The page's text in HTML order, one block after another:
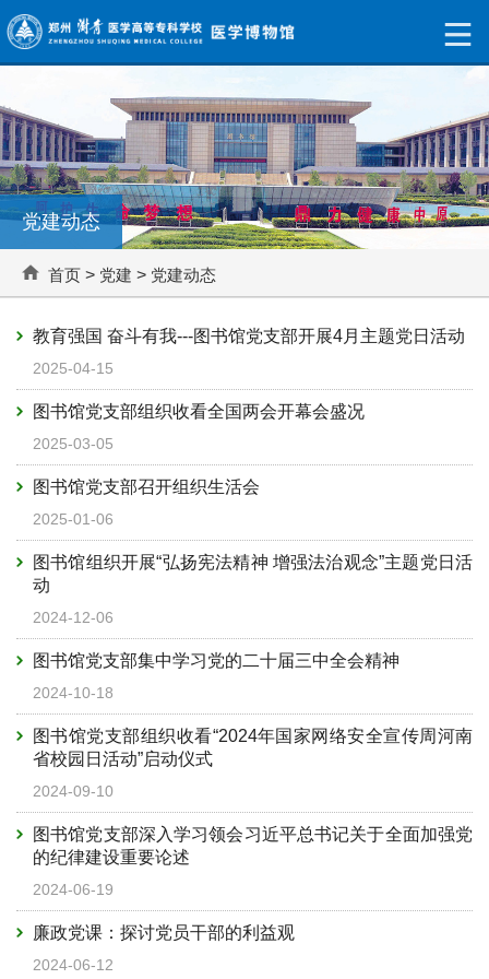
党建动态
首页 > 党建 > 党建动态
教育强国 奋斗有我---图书馆党支部开展4月主题党日活动
2025-04-15
图书馆党支部组织收看全国两会开幕会盛况
2025-03-05
图书馆党支部召开组织生活会
2025-01-06
图书馆组织开展“弘扬宪法精神 增强法治观念”主题党日活
动
2024-12-06
图书馆党支部集中学习党的二十届三中全会精神
2024-10-18
图书馆党支部组织收看“2024年国家网络安全宣传周河南
省校园日活动”启动仪式
2024-09-10
图书馆党支部深入学习领会习近平总书记关于全面加强党
的纪律建设重要论述
2024-06-19
廉政党课：探讨党员干部的利益观
2024-06-12